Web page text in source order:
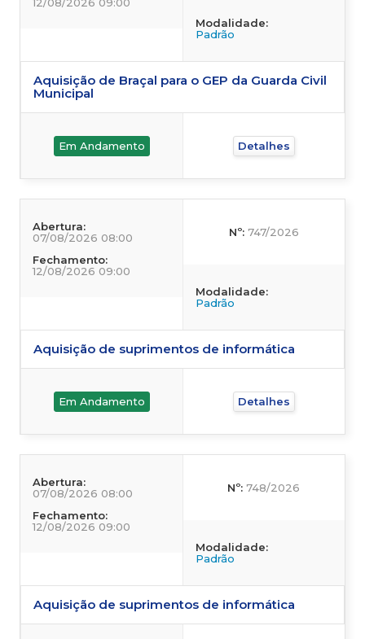
Modalidade:
Padrão
Aquisição de Braçal para o GEP da Guarda Civil
Municipal
Em Andamento Detalhes
Abertura:
07/08/2026 08:00
Fechamento:
12/08/2026 09:00
Nº: 747/2026
Modalidade:
Padrão
Aquisição de suprimentos de informática
Em Andamento Detalhes
Abertura:
07/08/2026 08:00
Fechamento:
12/08/2026 09:00
Nº:748/2026
Modalidade:
Padrão
Aquisição de suprimentos de informática